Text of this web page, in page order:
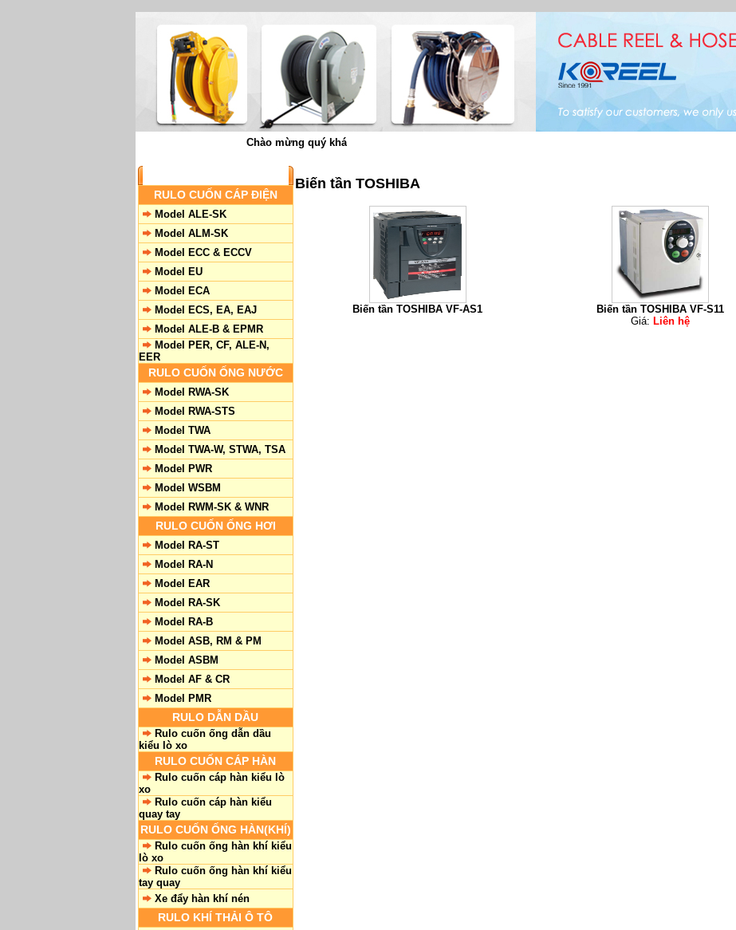
Chào mừng quý khách đến với công ty VNID Đại Việt - Nhà phân phối sản phẩm Koreel Hàn Quốc.
RULO CUỐN CÁP ĐIỆN
Model ALE-SK
Model ALM-SK
Model ECC & ECCV
Model EU
Model ECA
Model ECS, EA, EAJ
Model ALE-B & EPMR
Model PER, CF, ALE-N,
EER
RULO CUỐN ỐNG NƯỚC
Model RWA-SK
Model RWA-STS
Model TWA
Model TWA-W, STWA, TSA
Model PWR
Model WSBM
Model RWM-SK & WNR
RULO CUỐN ỐNG HƠI
Model RA-ST
Model RA-N
Model EAR
Model RA-SK
Model RA-B
Model ASB, RM & PM
Model ASBM
Model AF & CR
Model PMR
RULO DẪN DẦU
Rulo cuốn ống dẫn dầu
kiểu lò xo
RULO CUỐN CÁP HÀN
Rulo cuốn cáp hàn kiểu lò
xo
Rulo cuốn cáp hàn kiểu
quay tay
RULO CUỐN ỐNG HÀN(KHÍ)
Rulo cuốn ống hàn khí kiểu
lò xo
Rulo cuốn ống hàn khí kiểu
tay quay
Xe đẩy hàn khí nén
RULO KHÍ THẢI Ô TÔ
Biến tần TOSHIBA
Biến tần TOSHIBA VF-AS1
Biến tần TOSHIBA VF-S11
Giá: Liên hệ